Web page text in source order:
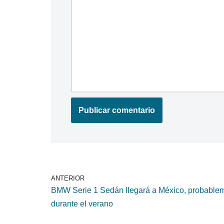
ANTERIOR
BMW Serie 1 Sedán llegará a México,
durante el verano